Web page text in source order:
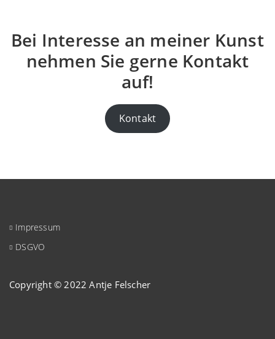
Bei Interesse an meiner Kunst
nehmen Sie gerne Kontakt
auf!
Kontakt
Impressum
DSGVO
Copyright © 2022 Antje Felscher